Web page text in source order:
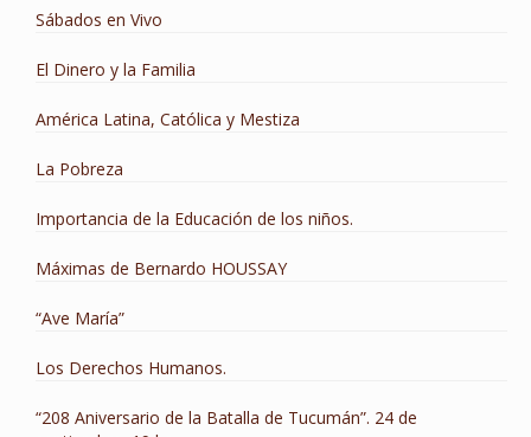
Sábados en Vivo
El Dinero y la Familia
América Latina, Católica y Mestiza
La Pobreza
Importancia de la Educación de los niños.
Máximas de Bernardo HOUSSAY
“Ave María”
Los Derechos Humanos.
“208 Aniversario de la Batalla de Tucumán”. 24 de